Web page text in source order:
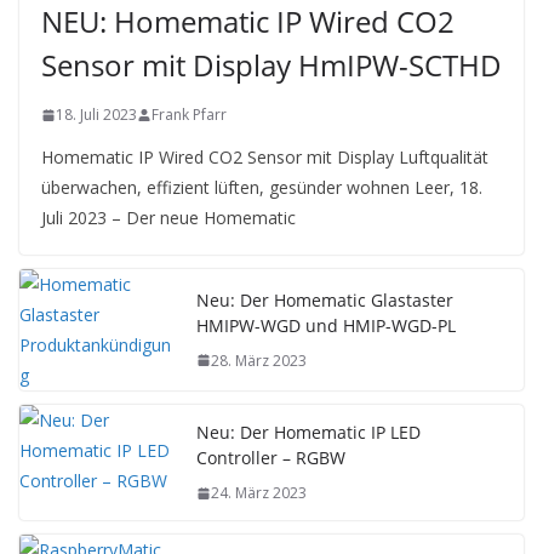
NEU: Homematic IP Wired CO2
Sensor mit Display HmIPW-SCTHD
18. Juli 2023 Frank Pfarr
Homematic IP Wired CO2 Sensor mit Display Luftqualität
überwachen, effizient lüften, gesünder wohnen Leer, 18.
Juli 2023 – Der neue Homematic
Neu: Der Homematic Glastaster
HMIPW-WGD und HMIP-WGD-PL
28. März 2023
Neu: Der Homematic IP LED
Controller – RGBW
24. März 2023